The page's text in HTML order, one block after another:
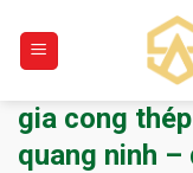
content
gia cong
quang ninh –